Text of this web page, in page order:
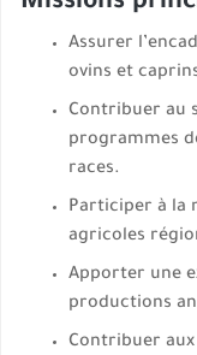
Assurer
ovins et
Contribuer au
programmes
races.
Participer à la
agricoles
Apporter une
productions
Contribuer